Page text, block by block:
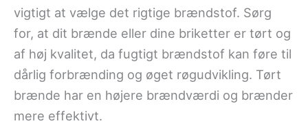
vigtigt at vælge det rigtige brændstof. Sørg
for, at dit brænde eller dine briketter er tørt og
af høj kvalitet, da fugtigt brændstof kan føre til
dårlig forbrænding og øget røgudvikling. Tørt
brænde har en højere brændværdi og brænder
mere effektivt.